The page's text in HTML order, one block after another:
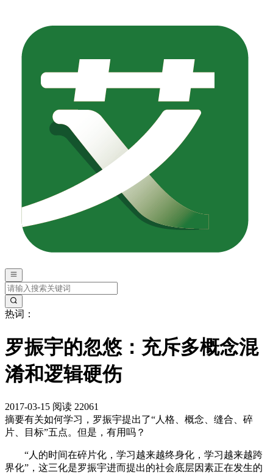
热词：
罗振宇的忽悠：充斥多概念混
淆和逻辑硬伤
2017-03-15 阅读 22061
摘要有关如何学习，罗振宇提出了“人格、概念、缝合、碎
片、目标”五点。但是，有用吗？
“人的时间在碎片化，学习越来越终身化，学习越来越跨
界化”，这三化是罗振宇进而提出的社会底层因素正在发生的